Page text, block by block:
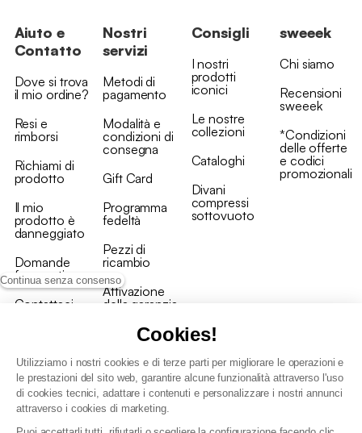
Continua senza consenso
Cookies!
Utilizziamo i nostri cookies e di terze parti per migliorare le operazioni e
le prestazioni del sito web, garantire alcune funzionalità attraverso l'uso
di cookies tecnici, adattare i contenuti e personalizzare i nostri annunci
attraverso i cookies di marketing.
Aiuto e
Contatto
Dove si trova
il mio ordine?
Resi e
rimborsi
Richiami di
prodotto
Il mio
prodotto è
danneggiato
Domande
frequenti
Contattaci
Nostri
servizi
Metodi di
pagamento
Modalità e
condizioni di
consegna
Gift Card
Programma
fedeltà
Pezzi di
ricambio
Attivazione
della garanzia
Consigli
I nostri
prodotti
iconici
Le nostre
collezioni
Cataloghi
Divani
compressi
sottovuoto
sweeek
Chi siamo
Recensioni
sweeek
*Condizioni
delle offerte
e codici
promozionali
Condizioni generali vendita